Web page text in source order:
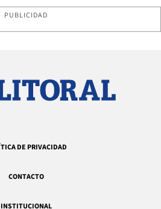
PUBLICIDAD
DE PRIVACIDAD
CONTACTO
INSTITUCIONAL